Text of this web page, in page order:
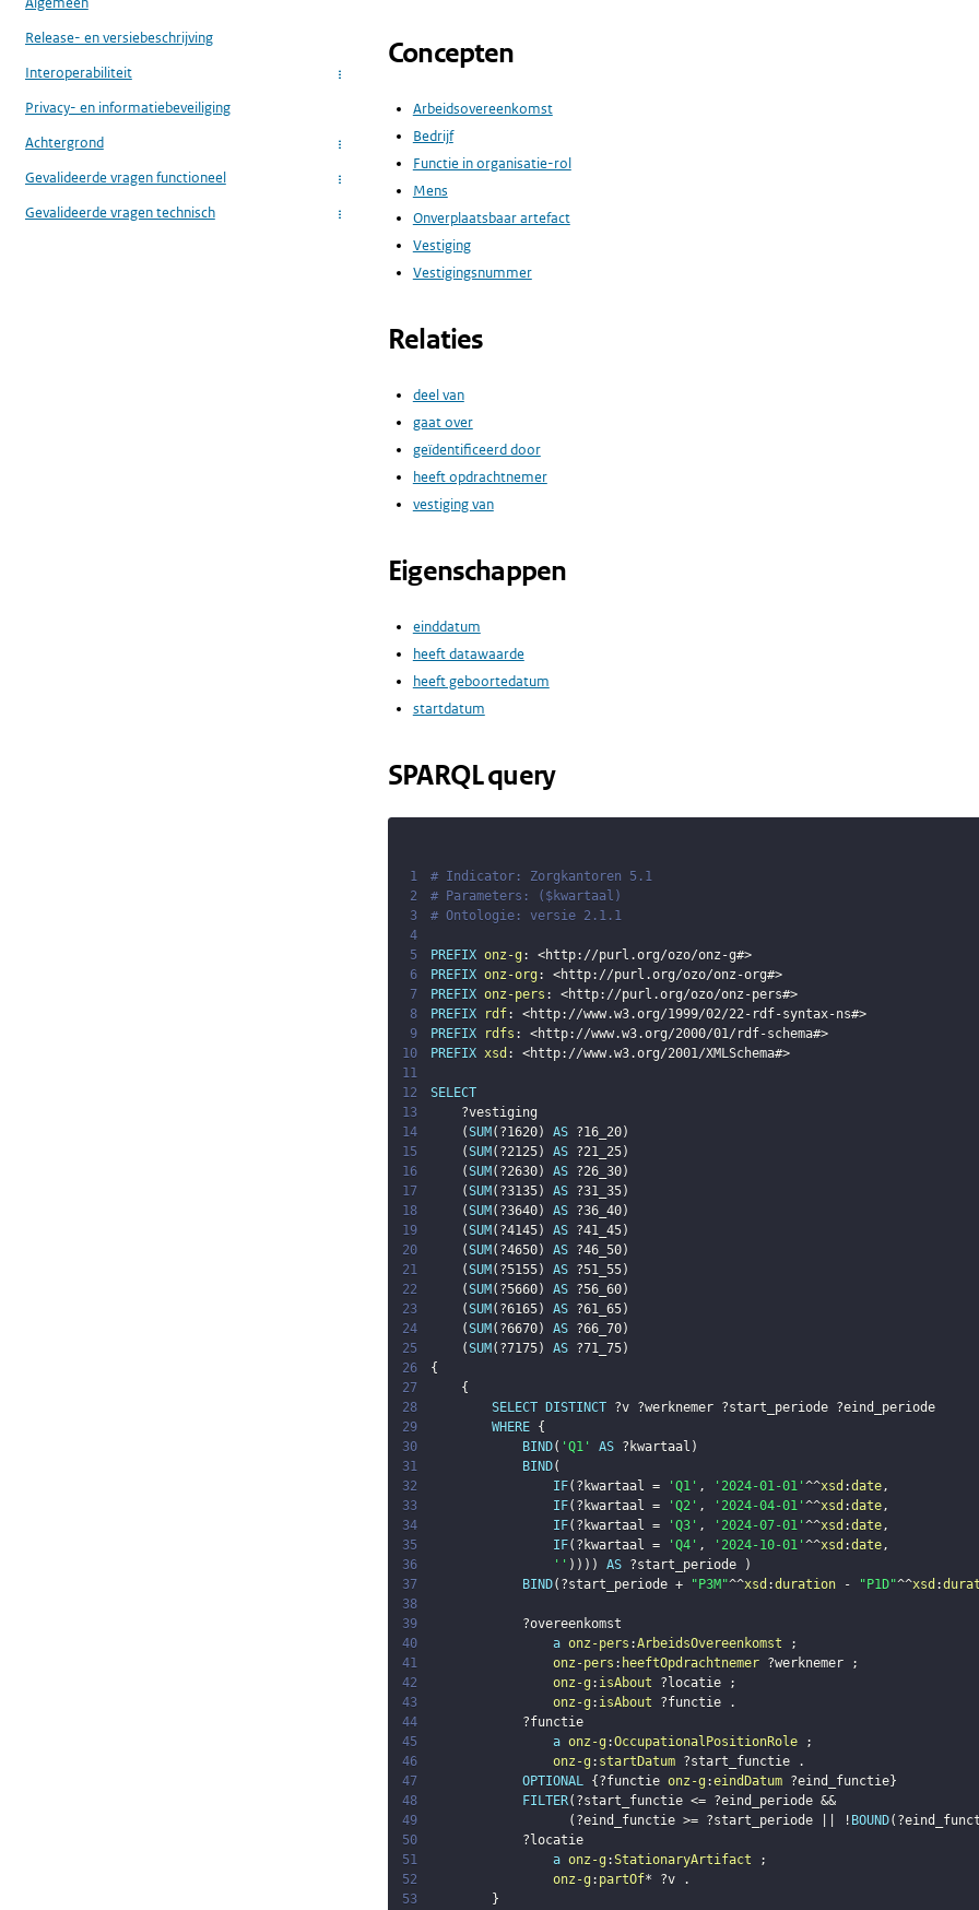
Release- en versiebeschrijving
Interoperabiliteit
...
Privacy- en informatiebeveiliging
Achtergrond
...
Gevalideerde vragen functioneel ...
Gevalideerde vragen technisch ...
Concepten
Arbeidsovereenkomst
Bedrijf
Functie in organisatie-rol
Mens
Onverplaatsbaar artefact
Vestiging
Vestigingsnummer
Relaties
deel van
gaat over
geïdentificeerd door
heeft opdrachtnemer
vestiging van
Eigenschappen
einddatum
heeft datawaarde
heeft geboortedatum
startdatum
SPARQL query
1
# Indicator: Zorgkantoren 5.1
2
# Parameters: ($kwartaal)
3
# Ontologie: versie 2.1.1
4
5
PREFIX onz-g : <http://purl.org/ozo/onz-g#>
6
PREFIX onz-org : <http://purl.org/ozo/onz-org#>
7
PREFIX onz-pers : <http://purl.org/ozo/onz-pers#>
8
PREFIX rdf: <http://www.w3.org/1999/02/22-rdf-syntax-ns#>
9
PREFIX rdfs : <http://www.w3.org/2000/01/rdf-schema#>
10
PREFIX xsd : <http://www.w3.org/2001/XMLSchema#>
11
12
SELECT
13
?vestiging
14
(SUM ( ?1620) AS ?16_20)
15
(SUM ( ?2125) AS ?21_25)
16
(SUM ( ?2630) AS ?26_30)
17
(SUM ( ?3135) AS ?31_35)
18
(SUM ( ?3640) AS ?36_40)
19
(SUM ( ?4145) AS ?41_45)
20
(SUM ( ?4650) AS ?46_50)
21
(SUM ( ?5155) AS ?51_55)
22
(SUM ( ?5660) AS ?56_60)
23
(SUM ( ?6165) AS ?61_65)
24
(SUM ( ?6670) AS ?66_70)
25
(SUM ( ?7175) AS ?71_75)
26
{
27
{
28
SELECT DISTINCT ?v ?werknemer ?start_periode ?eind_periode
29
WHERE {
30
BIND( 'Q1' AS ?kwartaal )
31
BIND(
32
IF( ?kwartaal = 'Q1' , '2024-01-01'^^xsd :date,
33
IF( ?kwartaal = 'Q2' , '2024-04-01'^^xsd :date,
34
IF( ?kwartaal = 'Q3' , '2024-07-01'^^xsd :date,
35
IF( ?kwartaal = 'Q4' , '2024-10-01'^^xsd :date,
36
'' ) ) ) ) AS ?start_periode
)
37
BIND( ?start_periode + "P3M"^^xsd :duration - "P1D"^^xsd :
38
39
?overeenkomst
40
a onz-pers :ArbeidsOvereenkomst
;
41
onz-pers : heeftOpdrachtnemer ?werknemer
;
42
onz-g : isAbout ?locatie
;
43
onz-g : isAbout ?functie
.
44
?functie
45
a onz-g :OccupationalPositionRole
;
46
onz-g : startDatum ?start_functie
.
47
OPTIONAL { ?functie onz-g :eindDatum ?eind_functie}
48
FILTER( ?start_functie <= ?eind_periode
49
( ?eind_functie >= ?start_periode || ! BOUND(
50
?locatie
51
a onz-g :StationaryArtifact
;
52
onz-g : partOf* ?v
.
53
}